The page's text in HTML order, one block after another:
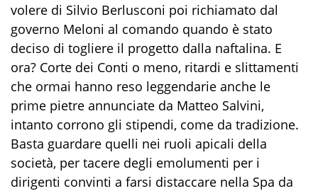
volere di Silvio Berlusconi poi richiamato dal
governo Meloni al comando quando è stato
deciso di togliere il progetto dalla naftalina. E
ora? Corte dei Conti o meno, ritardi e slittamenti
che ormai hanno reso leggendarie anche le
prime pietre annunciate da Matteo Salvini,
intanto corrono gli stipendi, come da tradizione.
Basta guardare quelli nei ruoli apicali della
società, per tacere degli emolumenti per i
dirigenti convinti a farsi distaccare nella Spa da